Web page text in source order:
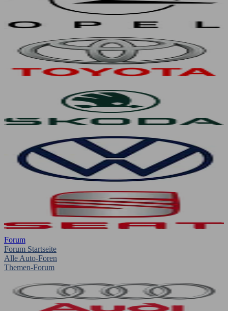
Forum
Forum Startseite
Alle Auto-Foren
Themen-Forum